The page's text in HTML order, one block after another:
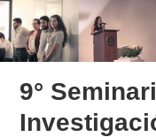
9°